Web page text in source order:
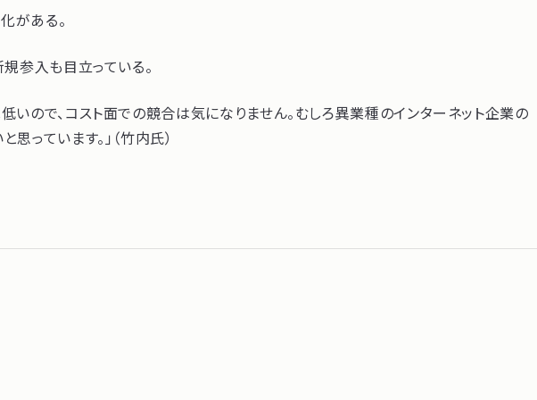
がある。
参入も目立っている。
ので、コスト面での競合は気になりません。むしろ異業種のインターネット企業の
っています。」（竹内氏）